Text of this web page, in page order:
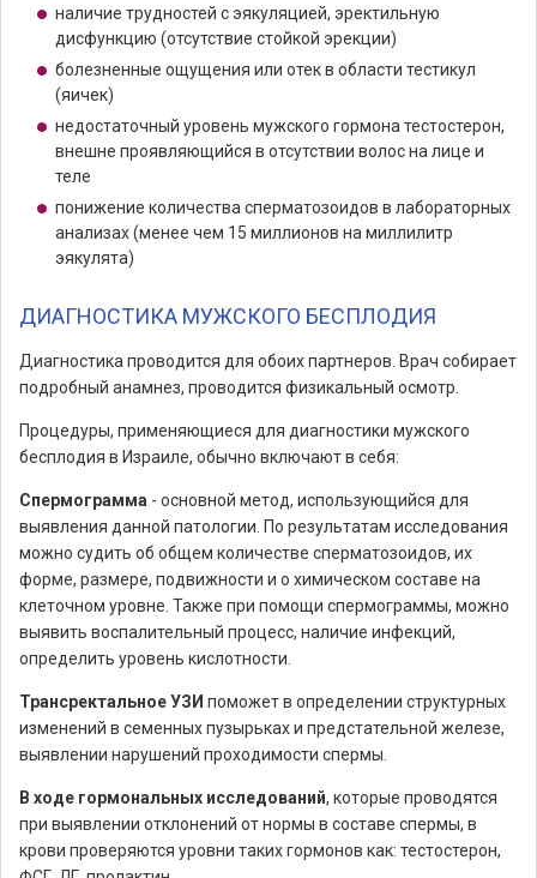
наличие трудностей с эякуляцией, эректильную
дисфункцию (отсутствие стойкой эрекции)
болезненные ощущения или отек в области тестикул
(яичек)
недостаточный уровень мужского гормона тестостерон,
внешне проявляющийся в отсутствии волос на лице и
теле
понижение количества сперматозоидов в лабораторных
анализах (менее чем 15 миллионов на миллилитр
эякулята)
ДИАГНОСТИКА МУЖСКОГО БЕСПЛОДИЯ
Диагностика проводится для обоих партнеров. Врач собирает
подробный анамнез, проводится физикальный осмотр.
Процедуры, применяющиеся для диагностики мужского
бесплодия в Израиле, обычно включают в себя:
Спермограмма - основной метод, использующийся для
выявления данной патологии. По результатам исследования
можно судить об общем количестве сперматозоидов, их
форме, размере, подвижности и о химическом составе на
клеточном уровне. Также при помощи спермограммы, можно
выявить воспалительный процесс, наличие инфекций,
определить уровень кислотности.
Трансректальное УЗИ поможет в определении структурных
изменений в семенных пузырьках и предстательной железе,
выявлении нарушений проходимости спермы.
В ходе гормональных исследований, которые проводятся
при выявлении отклонений от нормы в составе спермы, в
крови проверяются уровни таких гормонов как: тестостерон,